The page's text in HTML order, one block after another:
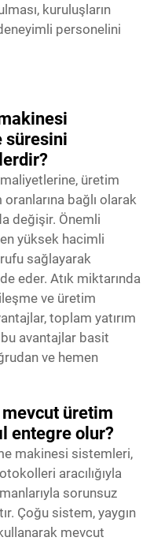
kuruluşların
personelini
süresini
üretim
bağlı olarak
değişir. Önemli
yüksek hacimli
sağlayarak
eder. Atık miktarında
ve üretim
toplam yatırım
avantajlar basit
ve hemen
üretim
entegre olur?
makinesi sistemleri,
aracılığıyla
sorunsuz
Çoğu sistem, yaygın
mevcut